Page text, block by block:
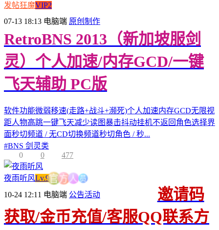
发帖狂魔VIP2
07-13 18:13 电脑端 原创制作
RetroBNS 2013（新加坡服剑
灵）个人加速/内存GCD/一键
飞天辅助 PC版
软件功能微弱移速(走路+战斗+濒死)个人加速内存GCD无限视
距人物高跳一键飞天减少读图暴击抖动挂机不返回角色选择界
面秒切频道 / 无CD切换频道秒切角色 / 秒...
#BNS 剑灵类
0
0 477
夜雨听风Lv.9官 方人员
10-24 12:11 电脑端 公告活动
邀请码
获取/金币充值/客服QQ联系方